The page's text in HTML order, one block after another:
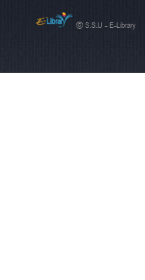
© S.S.U - E-Library